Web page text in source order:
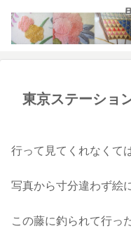
東京ステーショ
行って見てくれなくて
写真から寸分違わず絵
この藤に釣られて行っ